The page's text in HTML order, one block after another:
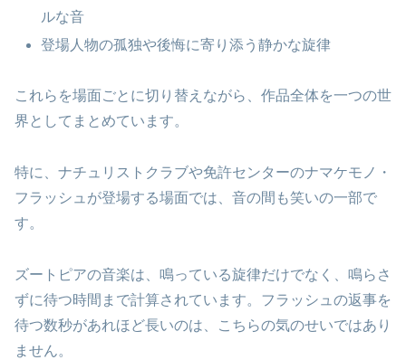
ルな音
登場人物の孤独や後悔に寄り添う静かな旋律
これらを場面ごとに切り替えながら、作品全体を一つの世
界としてまとめています。
特に、ナチュリストクラブや免許センターのナマケモノ・
フラッシュが登場する場面では、音の間も笑いの一部で
す。
ズートピアの音楽は、鳴っている旋律だけでなく、鳴らさ
ずに待つ時間まで計算されています。フラッシュの返事を
待つ数秒があれほど長いのは、こちらの気のせいではあり
ません。